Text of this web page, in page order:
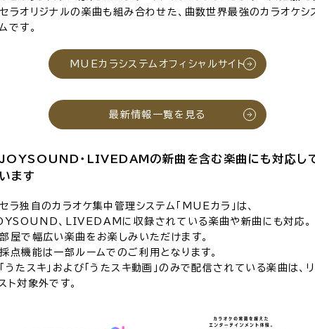
ラオリジナルの楽曲も組み合わせた、曲数世界最強のカラオケシ
です。
MUEカラシステムオフィシャルサイト
最新情報一覧を見る
JOYSOUND・LIVEDAMの新曲を含む楽曲にも対応し
います
ラ独自のカラオケ集中管理システム「MUEカラ」は、
、LIVEDAMに収録されている楽曲や新曲にも対応。
屋で幅広い楽曲をお楽しみいただけます。
点機能は一部ルームでのご利用となります。
うたスキ」および「うたスキ動画」のみで配信されている楽曲は、
ト対象外です。